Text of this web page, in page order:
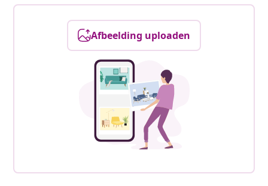
Afbeelding uploaden